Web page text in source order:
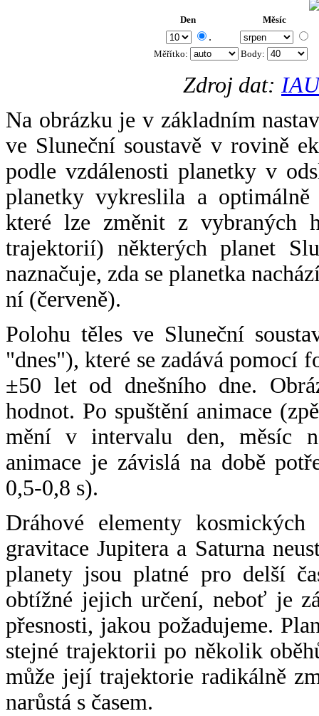
Den Měsíc
.
Měřítko: Body:
Zdroj dat:
Na obrázku je v základním
ve Sluneční soustavě v rovině
podle vzdálenosti planetky v
planetky vykreslila a
které lze změnit z vybraných
trajektorií) některých planet
naznačuje, zda se planetka
ní (červeně).
Polohu těles ve Sluneční
"dnes"), které se zadává pomocí
±50 let od dnešního dne.
hodnot. Po spuštění animace
mění v intervalu den, měsíc
animace je závislá na době
0,5-0,8 s).
Dráhové elementy
gravitace Jupitera a Saturna
planety jsou platné pro delší
obtížné jejich určení, neboť je
přesnosti, jakou požadujeme.
stejné trajektorii po několik
může její trajektorie radikálně
narůstá s časem.